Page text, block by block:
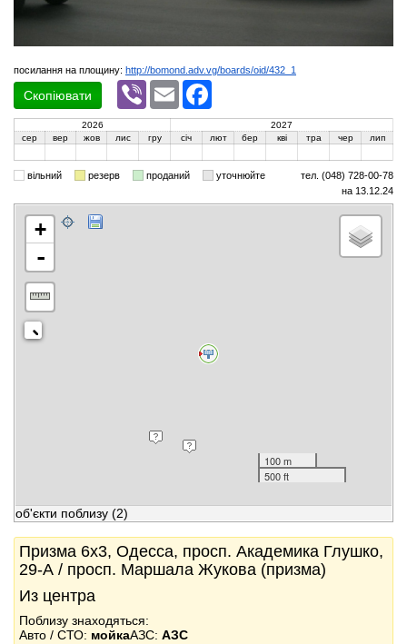
посилання на площину: http://bomond.adv.vg/boards/oid/432_1
Скопіювати
Viber Email
2026
2027
сер
вер жов лис гру січ лют бер кві тра чер лип
вільний резерв проданий уточнюйте
тел. (048) 728-00-78
на 13.12.24
+
-
100 m
500 ft
об'єкти поблизу (2)
Призма 6x3, Одесса, просп. Академика Глушко,
29-А / просп. Маршала Жукова (призма)
Из центра
Поблизу знаходяться:
Авто / СТО: мойкаАЗС: АЗС